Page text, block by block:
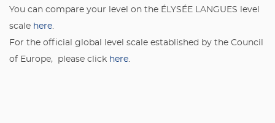
You can compare your level on the ÉLYSÉE LANGUES level
scale here.
For the official global level scale established by the Council
of Europe, please click here.